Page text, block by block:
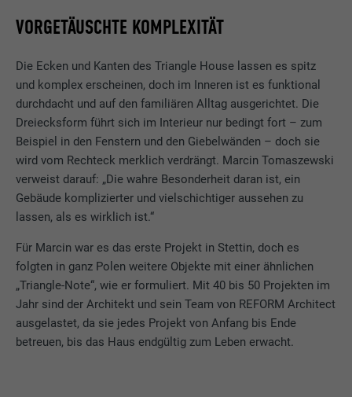
VORGETÄUSCHTE KOMPLEXITÄT
Die Ecken und Kanten des Triangle House lassen es spitz
und komplex erscheinen, doch im Inneren ist es funktional
durchdacht und auf den familiären Alltag ausgerichtet. Die
Dreiecksform führt sich im Interieur nur bedingt fort – zum
Beispiel in den Fenstern und den Giebelwänden – doch sie
wird vom Rechteck merklich verdrängt. Marcin Tomaszewski
verweist darauf: „Die wahre Besonderheit daran ist, ein
Gebäude komplizierter und vielschichtiger aussehen zu
lassen, als es wirklich ist.“
Für Marcin war es das erste Projekt in Stettin, doch es
folgten in ganz Polen weitere Objekte mit einer ähnlichen
„Triangle-Note“, wie er formuliert. Mit 40 bis 50 Projekten im
Jahr sind der Architekt und sein Team von REFORM Architect
ausgelastet, da sie jedes Projekt von Anfang bis Ende
betreuen, bis das Haus endgültig zum Leben erwacht.